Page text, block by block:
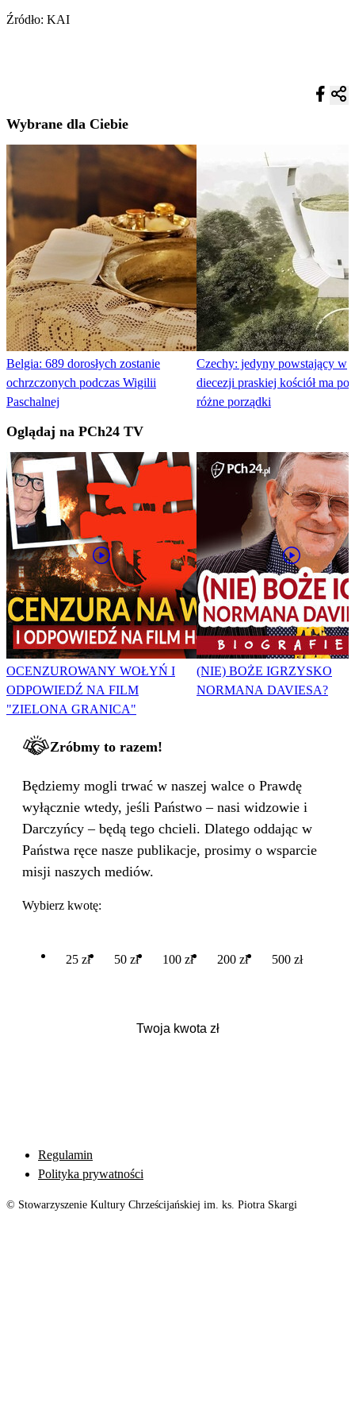
Źródło: KAI
Wybrane dla Ciebie
Belgia: 689 dorosłych zostanie
ochrzczonych podczas Wigilii
Paschalnej
Czechy: jedyny powstający w
diecezji praskiej kościół ma
różne porządki
Oglądaj na PCh24 TV
OCENZUROWANY WOŁYŃ I
ODPOWIEDŹ NA FILM
"ZIELONA GRANICA"
(NIE) BOŻE IGRZYSKO
NORMANA DAVIESA?
Zróbmy to razem!
Będziemy mogli trwać w naszej walce o Prawdę
wyłącznie wtedy, jeśli Państwo – nasi widzowie i
Darczyńcy – będą tego chcieli. Dlatego oddając w
Państwa ręce nasze publikacje, prosimy o wsparcie
misji naszych mediów.
Wybierz kwotę:
25 zł 50 zł 100 zł 200 zł 500 zł
Regulamin
Polityka prywatności
© Stowarzyszenie Kultury Chrześcijańskiej im. ks. Piotra Skargi